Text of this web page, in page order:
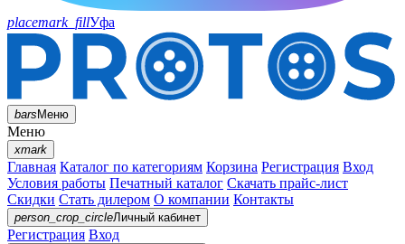
placemark_fillУфа
barsМеню
Меню
xmark
Главная Каталог по категориям Корзина Регистрация Вход
Условия работы Печатный каталог Скачать прайс-лист
Скидки Стать дилером О компании Контакты
person_crop_circleЛичный кабинет
Регистрация Вход